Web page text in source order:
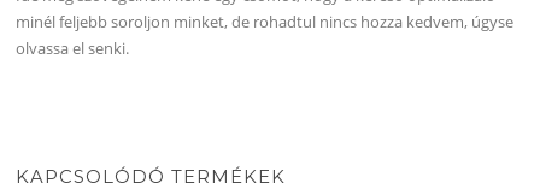
minél feljebb soroljon minket, de rohadtul nincs hozza kedvem, úgyse
olvassa el senki.
KAPCSOLÓDÓ TERMÉKEK